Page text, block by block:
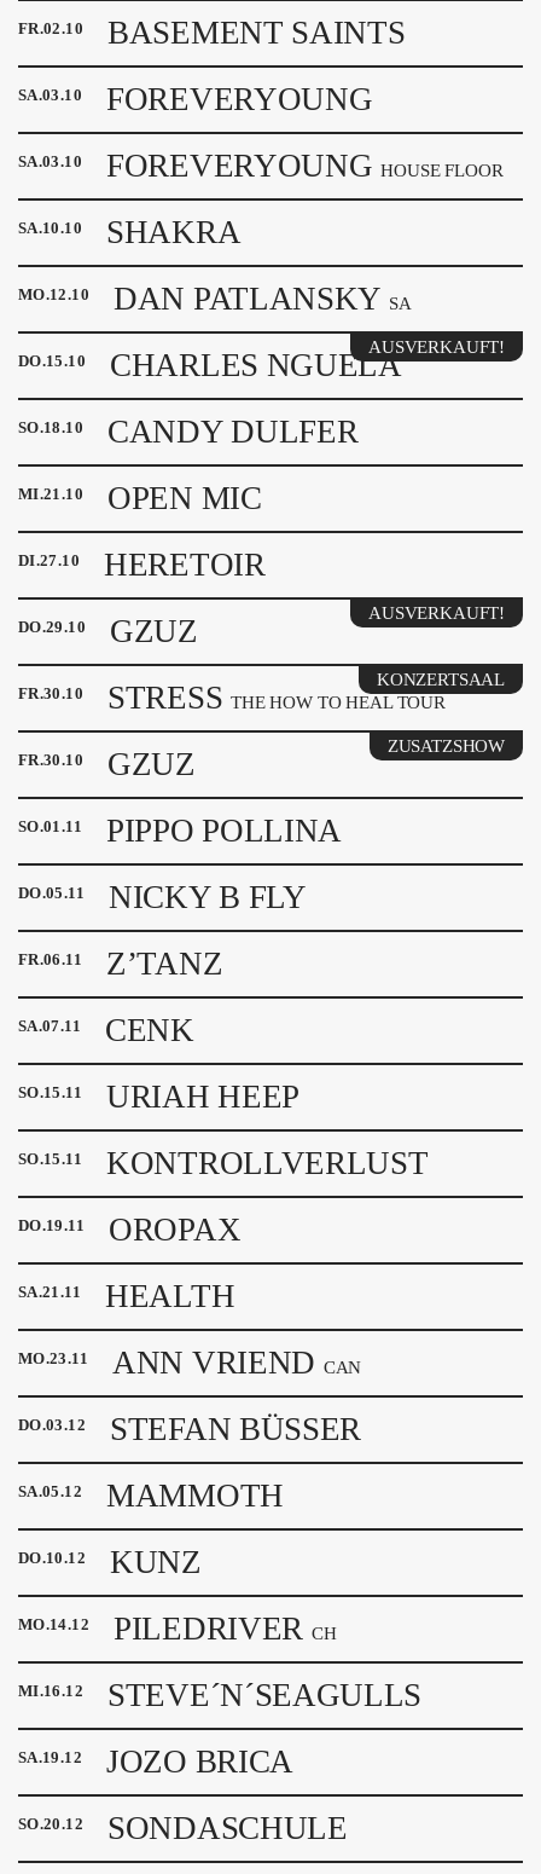
FR.02.10 BASEMENT SAINTS
SA.03.10 FOREVERYOUNG
SA.03.10 FOREVERYOUNGHOUSE FLOOR
SA.10.10 SHAKRA
MO.12.10 DAN PATLANSKY SA
DO.15.10 CHARLES NGUELAAUSVERKAUFT!
SO.18.10 CANDY DULFER
MI.21.10 OPEN MIC
DI.27.10 HERETOIR
DO.29.10 GZUZ AUSVERKAUFT!
FR.30.10 STRESS THE HOW TO HEAL TOUR
KONZERTSAAL
FR.30.10 GZUZ ZUSATZSHOW
SO.01.11 PIPPO POLLINA
DO.05.11 NICKY B FLY
FR.06.11 Z’TANZ
SA.07.11 CENK
SO.15.11 URIAH HEEP
SO.15.11 KONTROLLVERLUST
DO.19.11 OROPAX
SA.21.11 HEALTH
MO.23.11 ANN VRIEND CAN
DO.03.12 STEFAN BÜSSER
SA.05.12 MAMMOTH
DO.10.12 KUNZ
MO.14.12 PILEDRIVER CH
MI.16.12 STEVE´N´SEAGULLS
SA.19.12 JOZO BRICA
SO.20.12 SONDASCHULE